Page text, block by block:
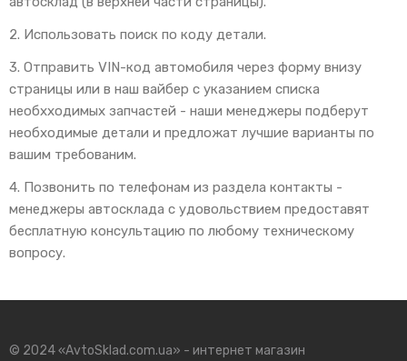
2. Использовать поиск по коду детали.
3. Отправить VIN-код автомобиля через форму внизу
страницы или в наш вайбер с указанием списка
необхходимых запчастей - наши менеджеры подберут
необходимые детали и предложат лучшие варианты по
вашим требованим.
4. Позвонить по телефонам из раздела контакты -
менеджеры автосклада с удовольствием предоставят
бесплатную консультацию по любому техническому
вопросу.
© 2024 «AvtoSklad.com.ua» - интернет магазин